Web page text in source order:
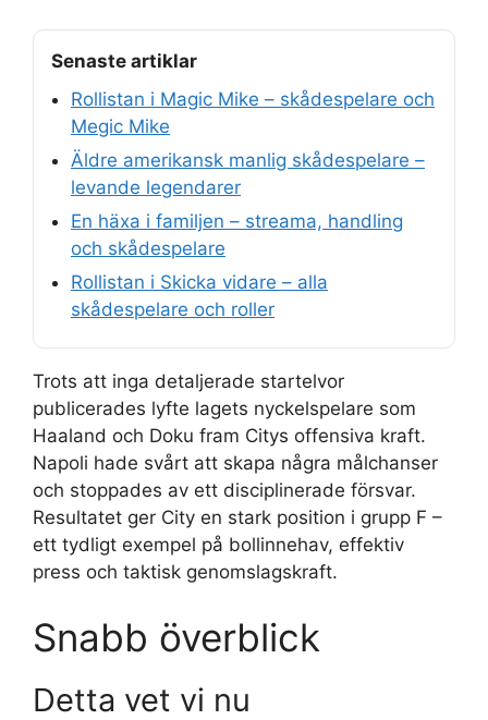
Senaste artiklar
Rollistan i Magic Mike – skådespelare och
Megic Mike
Äldre amerikansk manlig skådespelare –
levande legendarer
En häxa i familjen – streama, handling
och skådespelare
Rollistan i Skicka vidare – alla
skådespelare och roller
Trots att inga detaljerade startelvor
publicerades lyfte lagets nyckelspelare som
Haaland och Doku fram Citys offensiva kraft.
Napoli hade svårt att skapa några målchanser
och stoppades av ett disciplinerade försvar.
Resultatet ger City en stark position i grupp F –
ett tydligt exempel på bollinnehav, effektiv
press och taktisk genomslagskraft.
Snabb överblick
Detta vet vi nu